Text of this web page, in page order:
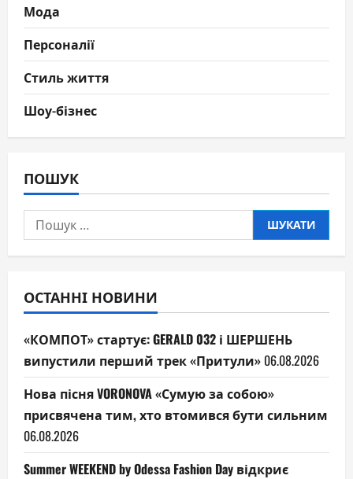
Мода
Персоналії
Стиль життя
Шоу-бізнес
ПОШУК
Пошук:
ОСТАННІ НОВИНИ
«КОМПОТ» стартує: GERALD 032 і ШЕРШЕНЬ
випустили перший трек «Притули» 06.08.2026
Нова пісня VORONOVA «Сумую за собою»
присвячена тим, хто втомився бути сильним
06.08.2026
Summer WEEKEND by Odessa Fashion Day відкриє